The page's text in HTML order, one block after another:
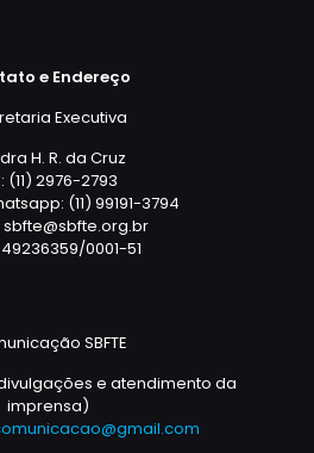
e Endereço
Executiva
H. R. da Cruz
(11) 2976-2793
(11) 99191-3794
sbfte@sbfte.org.br
49236359/0001-51
SBFTE
e atendimento da
imprensa)